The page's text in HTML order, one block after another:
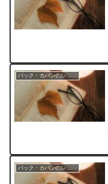
バック・カバンのレビュー
バック・カバンのレビュー